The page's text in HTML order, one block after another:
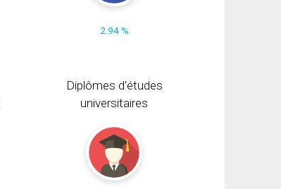
2.94 %
Diplômes d'études
universitaires